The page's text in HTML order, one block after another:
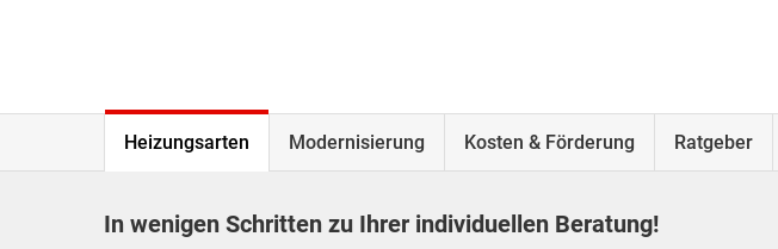
Heizungsarten Modernisierung Kosten & Förderung Ratgeber
In wenigen Schritten zu Ihrer individuellen Beratung!